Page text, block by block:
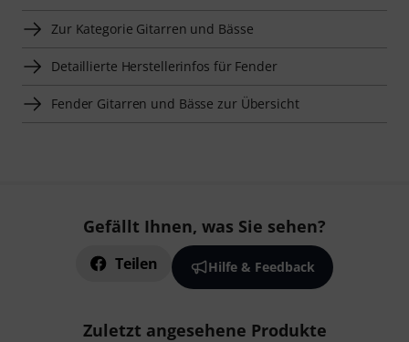
Zur Kategorie Gitarren und Bässe
Detaillierte Herstellerinfos für Fender
Fender Gitarren und Bässe zur Übersicht
Gefällt Ihnen, was Sie sehen?
Teilen Hilfe & Feedback
Zuletzt angesehene Produkte